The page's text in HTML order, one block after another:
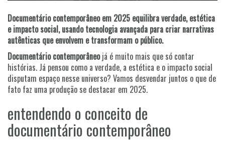
Documentário contemporâneo em 2025 equilibra verdade, estética
e impacto social, usando tecnologia avançada para criar narrativas
autênticas que envolvem e transformam o público.
Documentário contemporâneojá é muito mais que só contar
histórias. Já pensou como a verdade, a estética e o impacto social
disputam espaço nesse universo? Vamos desvendar juntos o que de
fato faz uma produção se destacar em 2025.
entendendo o conceito de
documentário contemporâneo